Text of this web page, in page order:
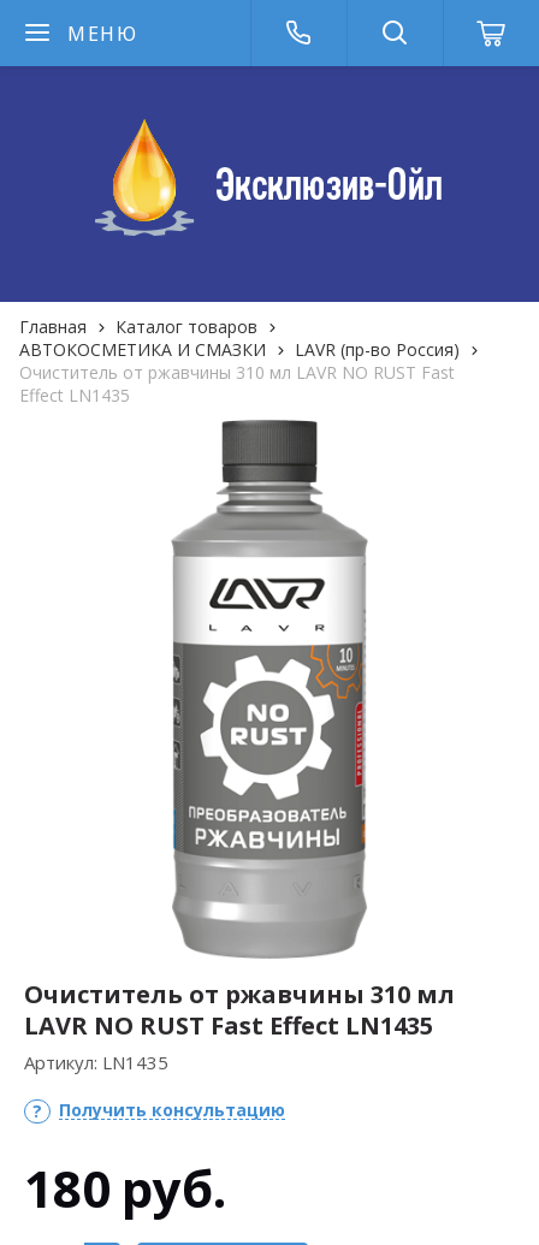
МЕНЮ
Главная
Каталог товаров
АВТОКОСМЕТИКА И СМАЗКИ
LAVR (пр-во Россия)
Очиститель от ржавчины 310 мл LAVR NO RUST Fast
Effect LN1435
Очиститель от ржавчины 310 мл
LAVR NO RUST Fast Effect LN1435
Артикул: LN1435
Получить консультацию
180 руб.